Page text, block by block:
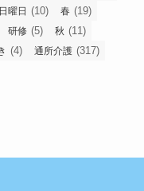
日曜日 (10) 春 (19)
研修 (5) 秋 (11)
(4) 通所介護 (317)